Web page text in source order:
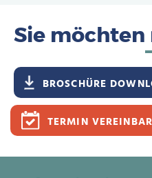
Sie möchten
BROSCHÜRE
TERMIN